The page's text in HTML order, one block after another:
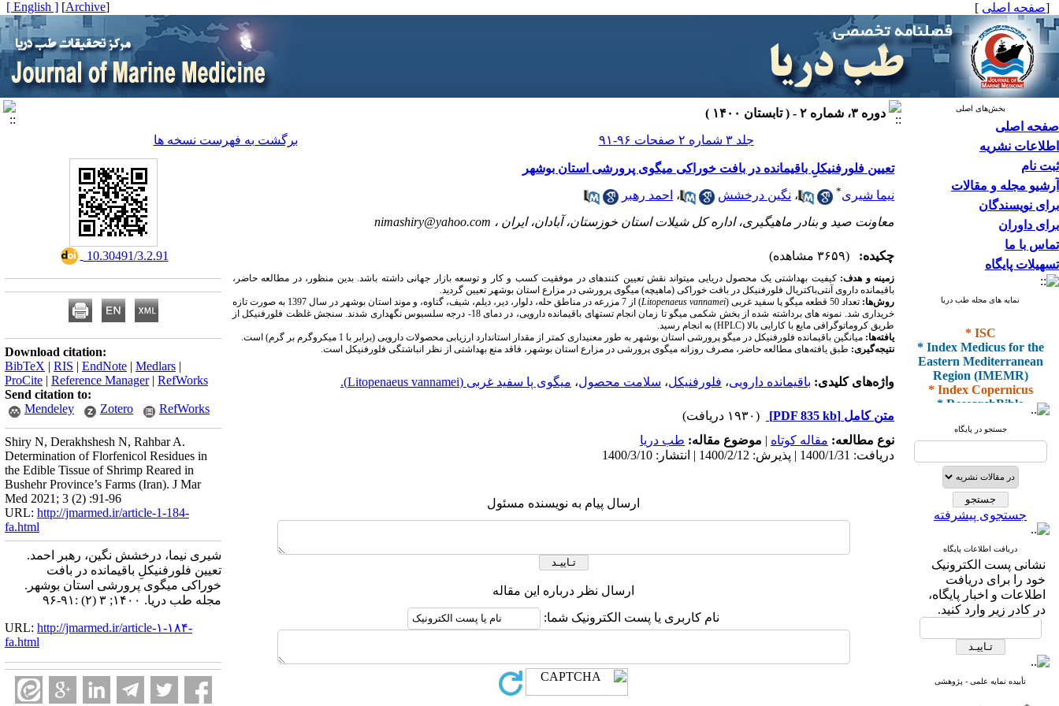
[صفحه اصلی ]
[
Archive
]
[ English ]
بخش‌های اصلی
صفحه اصلی
اطلاعات نشریه
ثبت نام
آرشیو مجله و مقالات
برای نویسندگان
برای داوران
تماس با ما
تسهیلات پایگاه
نمایه های مجله طب دریا
* ISC
* Index Medicus for the
Eastern Mediterranean
Region (IMEMR)
* Index Copernicus
* ResearchBible
* I2OR
* ROAD
* Scientific Indexing
Services
* SID
* Magiran
* Google Scholar
و دارای رتبه علمی
پژوهشی
از کمیسیون نشریات
وزارت بهداشت و درمان
* Index Medicus for the
جستجو در پایگاه
جستجوی پیشرفته
دریافت اطلاعات پایگاه
نشانی پست الکترونیک
خود را برای دریافت
اطلاعات و اخبار پایگاه،
در کادر زیر وارد کنید.
تأییده نمایه علمی - پژوهشی
دوره ۳، شماره ۲ - ( تابستان ۱۴۰۰ )
جلد ۳ شماره ۲ صفحات ۹۶-۹۱
برگشت به فهرست نسخه ها
تعیین فلورفنیکلِ باقیمانده در بافت خوراکی میگوی پرورشی استان بوشهر
نیما شیری* ، نگین درخشش ، احمد رهبر
معاونت صید و بنادر ماهیگیری، اداره کل شیلات استان خوزستان، آبادان، ایران ، nimashiry@yahoo.com
چکیده: (۳۶۵۹ مشاهده)
زمینه و هدف: کیفیت بهداشتی یک محصول دریایی می­تواند نقش تعیین کننده­ای در موفقیت کسب و کار و توسعه بازار جهانی داشته باشد. بدین منظور، در مطالعه حاضر،
باقیمانده داروی آنتی‌باکتریال فلورفنیکل در بافت خوراکی (ماهیچه) میگوی پرورشی در مزارع استان بوشهر تعیین گردید.
روش‌ها: تعداد 50 قطعه میگو پا سفید غربی ( Litopenaeus vannamei
) از 7 مزرعه در مناطق حله، دلوار، دیر، دیلم، شیف، گناوه، و موند استان بوشهر در سال 1397 به صورت تازه
خریداری شد. نمونه­ های برداشته شده از بخش شکمی میگو تا زمان انجام تست­های باقیمانده دارویی، در دمای 18- درجه سلسیوس نگهداری شدند. سنجش غلظت فلورفنیکل از
طریق کروماتوگرافی مایع با کارایی بالا (HPLC) به انجام رسید.
یافته‌ها: میانگین باقیمانده فلورفنیکل در میگو پرورشی استان بوشهر به طور معنی­داری کمتر از مقدار استاندارد ارزیابی محصولات دارویی (برابر با 1 میکروگرم بر گرم) است.
نتیجه‌گیری: طبق یافته‌های مطالعه حاضر، مصرف روزانه میگوی پرورشی در مزارع استان بوشهر، فاقد منع بهداشتی از نظر انباشتگی فلورفنیکل است.
واژه‌های کلیدی: باقیمانده دارویی، فلورفنیکل، سلامت محصول، میگوی پا سفید غربی (Litopenaeus vannamei).
متن کامل [PDF 835 kb]
(۱۹۳۰ دریافت)
نوع مطالعه: مقاله کوتاه | موضوع مقاله: طب دریا
دریافت: 1400/1/31 | پذیرش: 1400/2/12 | انتشار: 1400/3/10
ارسال پیام به نویسنده مسئول
ارسال نظر درباره این مقاله
نام کاربری یا پست الکترونیک شما:
‎ 10.30491/3.2.91
Download citation:
BibTeX | RIS | EndNote | Medlars |
ProCite | Reference Manager| RefWorks
Send citation to:
Mendeley
Zotero RefWorks
Shiry N, Derakhshesh N, Rahbar A.
Determination of Florfenicol Residues in
the Edible Tissue of Shrimp Reared in
Bushehr Province’s Farms (Iran). J Mar
Med 2021; 3 (2) :91-96
URL: http://jmarmed.ir/article-1-184-
fa.html
شیری نیما، درخشش نگین، رهبر احمد.
تعیین فلورفنیکلِ باقیمانده در بافت
خوراکی میگوی پرورشی استان بوشهر.
مجله طب دریا. ۱۴۰۰; ۳ (۲) :۹۱-۹۶
URL: http://jmarmed.ir/article-۱-۱۸۴-
fa.html